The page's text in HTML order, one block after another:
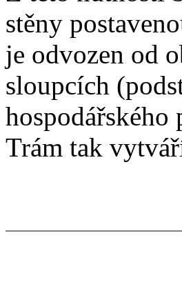
stěny
je odvozen od
sloupcích
Trám tak